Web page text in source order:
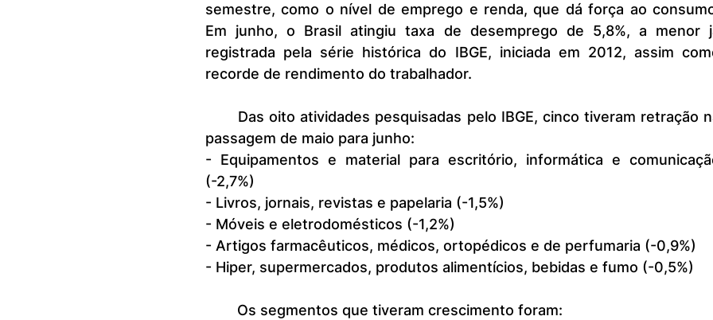
semestre, como o nível de emprego e renda, que dá força ao
Em junho, o Brasil atingiu taxa de desemprego de 5,8%, a menor
registrada pela série histórica do IBGE, iniciada em 2012, assim
recorde de rendimento do trabalhador.
passagem de maio para junho:
- Equipamentos e material para escritório, informática e
(-2,7%)
- Livros, jornais, revistas e papelaria (-1,5%)
- Móveis e eletrodomésticos (-1,2%)
- Artigos farmacêuticos, médicos, ortopédicos e de perfumaria (-0,9%)
- Hiper, supermercados, produtos alimentícios, bebidas e fumo (-0,5%)
Os segmentos que tiveram crescimento foram: